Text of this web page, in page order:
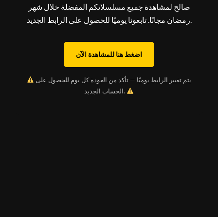
صالح لمشاهدة جميع مسلسلاتكم المفضلة خلال شهر
رمضان مجانًا. تابعونا يوميًا للحصول على الرابط الجديد.
اضغط هنا للمشاهدة الآن
الحساب الجديد.